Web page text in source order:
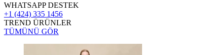
WHATSAPP DESTEK
+1 (424) 335 1456
TREND ÜRÜNLER
TÜMÜNÜ GÖR